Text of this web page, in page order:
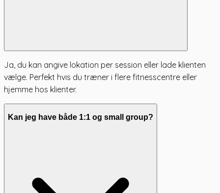
Ja, du kan angive lokation per session eller lade klienten
vælge. Perfekt hvis du træner i flere fitnesscentre eller
hjemme hos klienter.
Kan jeg have både 1:1 og small group?